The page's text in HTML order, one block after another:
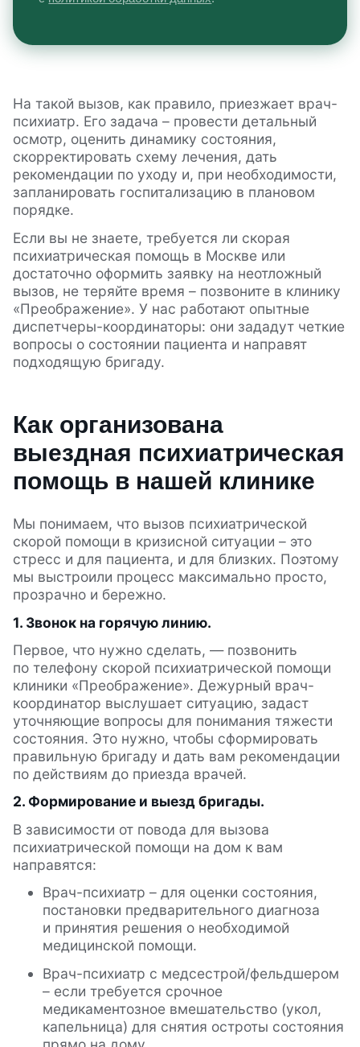
На такой вызов, как правило, приезжает врач-
психиатр. Его задача – провести детальный
осмотр, оценить динамику состояния,
скорректировать схему лечения, дать
рекомендации по уходу и, при необходимости,
запланировать госпитализацию в плановом
порядке.
Если вы не знаете, требуется ли скорая
психиатрическая помощь в Москве или
достаточно оформить заявку на неотложный
вызов, не теряйте время – позвоните в клинику
«Преображение». У нас работают опытные
диспетчеры-координаторы: они зададут четкие
вопросы о состоянии пациента и направят
подходящую бригаду.
Как организована
выездная психиатрическая
помощь в нашей клинике
Мы понимаем, что вызов психиатрической
скорой помощи в кризисной ситуации – это
стресс и для пациента, и для близких. Поэтому
мы выстроили процесс максимально просто,
прозрачно и бережно.
1. Звонок на горячую линию.
Первое, что нужно сделать, — позвонить
по телефону скорой психиатрической помощи
клиники «Преображение». Дежурный врач-
координатор выслушает ситуацию, задаст
уточняющие вопросы для понимания тяжести
состояния. Это нужно, чтобы сформировать
правильную бригаду и дать вам рекомендации
по действиям до приезда врачей.
2. Формирование и выезд бригады.
В зависимости от повода для вызова
психиатрической помощи на дом к вам
направятся:
Врач-психиатр – для оценки состояния,
постановки предварительного диагноза
и принятия решения о необходимой
медицинской помощи.
Врач-психиатр с медсестрой/фельдшером
– если требуется срочное
медикаментозное вмешательство (укол,
капельница) для снятия остроты состояния